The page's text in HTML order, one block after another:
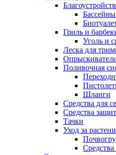
Гриль и
Уголь и
Леска для
Поливочная
Шланги
Средства для
Средства
Тачки
Уход за